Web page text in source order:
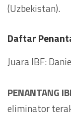
(Uzbekistan).
Daftar
Juara IBF:
PENANTANG
eliminator